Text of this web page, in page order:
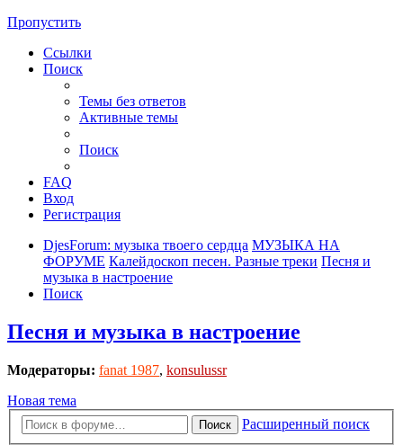
Пропустить
Ссылки
Поиск
Темы без ответов
Активные темы
Поиск
FAQ
Вход
Регистрация
DjesForum: музыка твоего сердца МУЗЫКА НА
ФОРУМЕ Калейдоскоп песен. Разные треки Песня и
музыка в настроение
Поиск
Песня и музыка в настроение
Модераторы: fanat 1987, konsulussr
Новая тема
Поиск
Расширенный поиск